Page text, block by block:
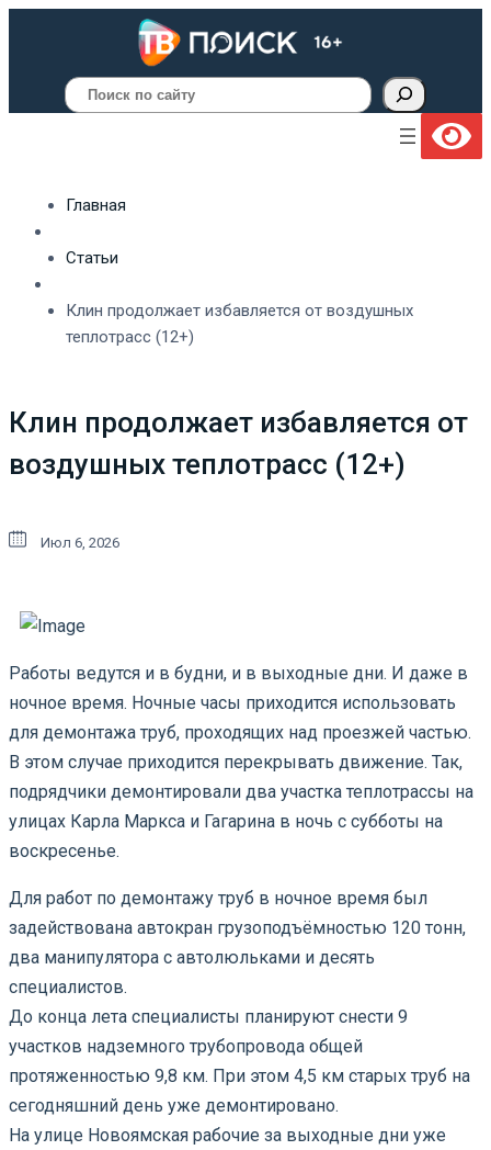
Поиск
Главная
Статьи
Клин продолжает избавляется от воздушных
теплотрасс (12+)
Клин продолжает избавляется от
воздушных теплотрасс (12+)
Июл 6, 2026
Работы ведутся и в будни, и в выходные дни. И даже в
ночное время. Ночные часы приходится использовать
для демонтажа труб, проходящих над проезжей частью.
В этом случае приходится перекрывать движение. Так,
подрядчики демонтировали два участка теплотрассы на
улицах Карла Маркса и Гагарина в ночь с субботы на
воскресенье.
Для работ по демонтажу труб в ночное время был
задействована автокран грузоподъёмностью 120 тонн,
два манипулятора с автолюльками и десять
специалистов.
До конца лета специалисты планируют снести 9
участков надземного трубопровода общей
протяженностью 9,8 км. При этом 4,5 км старых труб на
сегодняшний день уже демонтировано.
На улице Новоямская рабочие за выходные дни уже